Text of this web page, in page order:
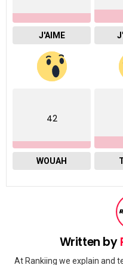
J'AIME
42
WOUAH
Written by
At Rankiing we explain and